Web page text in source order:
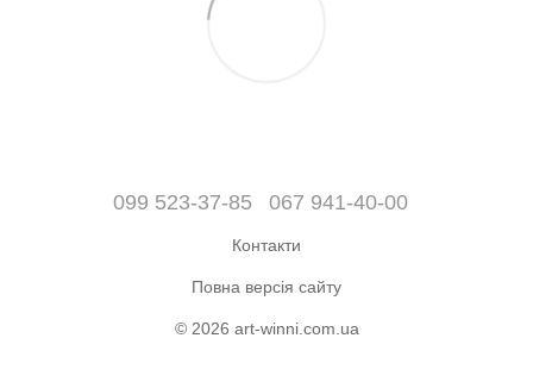
099 523-37-85 067 941-40-00
Контакти
Повна версія сайту
© 2026 art-winni.com.ua